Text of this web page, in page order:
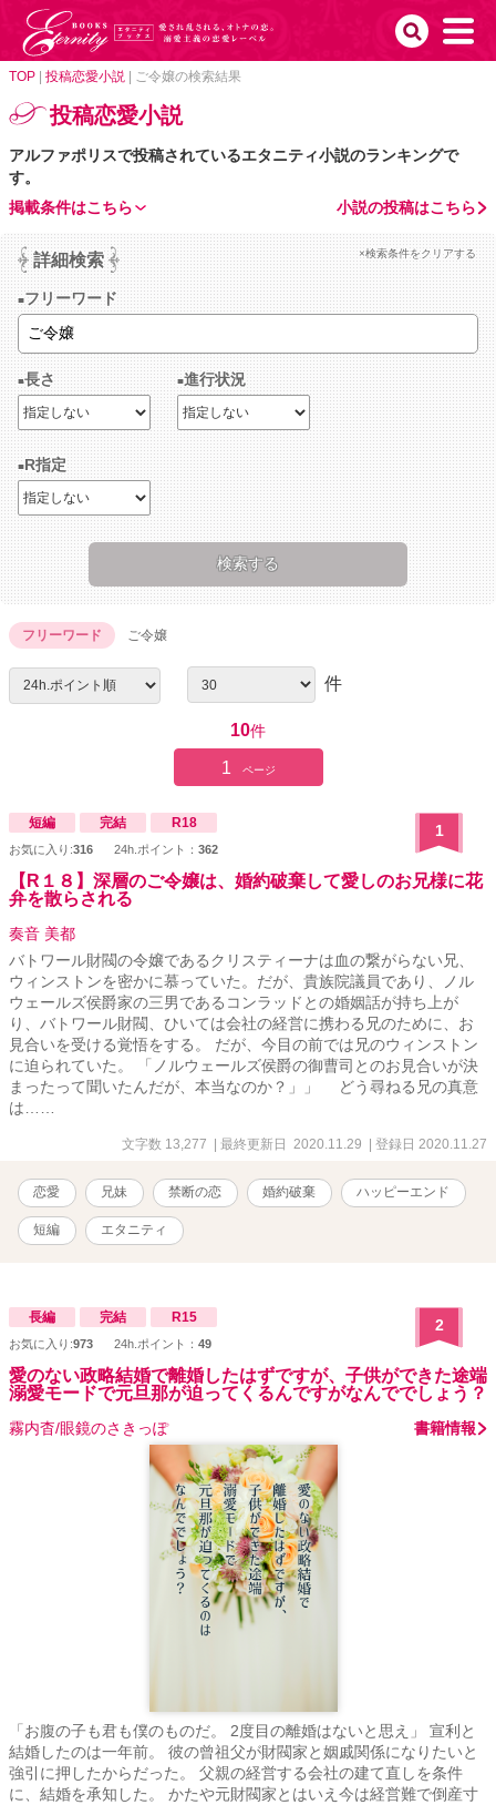
TOP 投稿恋愛小説 ご令嬢の検索結果
投稿恋愛小説
アルファポリスで投稿されているエタニティ小説のランキングで
す。
小説の投稿はこちら
掲載条件はこちら
詳細検索 ×検索条件をクリアする
フリーワード
長さ 進行状況
R指定
フリーワード ご令嬢
件
10件
1 ページ
短編 完結 R18
お気に入り:316 24h.ポイント： 362
1
【R１８】深層のご令嬢は、婚約破棄して愛しのお兄様に花
弁を散らされる
奏音 美都
バトワール財閥の令嬢であるクリスティーナは血の繋がらない兄、
ウィンストンを密かに慕っていた。だが、貴族院議員であり、ノル
ウェールズ侯爵家の三男であるコンラッドとの婚姻話が持ち上が
り、バトワール財閥、ひいては会社の経営に携わる兄のために、お
見合いを受ける覚悟をする。 だが、今目の前では兄のウィンストン
に迫られていた。 「ノルウェールズ侯爵の御曹司とのお見合いが決
まったって聞いたんだが、本当なのか？」」 どう尋ねる兄の真意
は……
文字数 13,277 | 最終更新日 2020.11.29 | 登録日 2020.11.27
恋愛 兄妹 禁断の恋 婚約破棄 ハッピーエンド
短編 エタニティ
長編 完結 R15
お気に入り:973 24h.ポイント： 49
2
愛のない政略結婚で離婚したはずですが、子供ができた途端
溺愛モードで元旦那が迫ってくるんですがなんででしょう？
霧内杳/眼鏡のさきっぽ 書籍情報
「お腹の子も君も僕のものだ。 2度目の離婚はないと思え」 宣利と
結婚したのは一年前。 彼の曾祖父が財閥家と姻戚関係になりたいと
強引に押したからだった。 父親の経営する会社の建て直しを条件
に、結婚を承知した。 かたや元財閥家とはいえ今は経営難で倒産寸